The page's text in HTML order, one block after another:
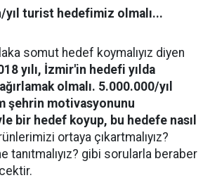
yıl turist hedefimiz olmalı...
somut hedef koymalıyız diyen
yılı, İzmir'in hedefi yılda
olmalı. 5.000.000/yıl
şehrin motivasyonunu
bir hedef koyup, bu hedefe nasıl
ortaya çıkartmalıyız?
tanıtmalıyız? gibi sorularla beraber